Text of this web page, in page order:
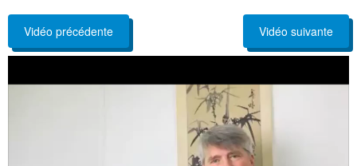
Vidéo précédente Vidéo suivante